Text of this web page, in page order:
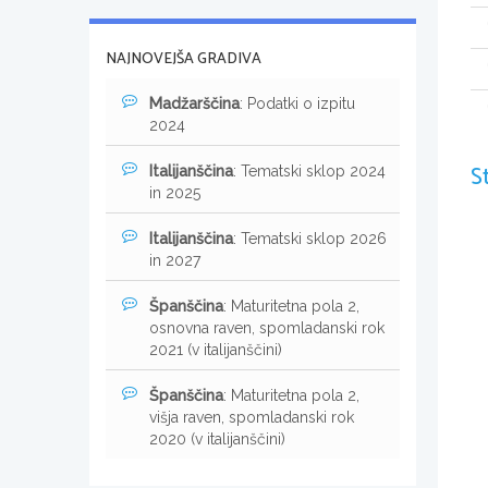
NAJNOVEJŠA GRADIVA
Madžarščina: Podatki o izpitu
2024
Italijanščina: Tematski sklop 2024
in 2025
Italijanščina: Tematski sklop 2026
in 2027
Španščina: Maturitetna pola 2,
osnovna raven, spomladanski rok
2021 (v italijanščini)
Španščina: Maturitetna pola 2,
višja raven, spomladanski rok
2020 (v italijanščini)